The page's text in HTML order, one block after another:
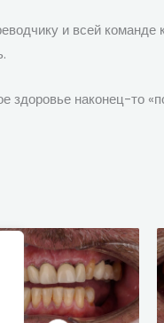
и всей
здоровье наконец-то